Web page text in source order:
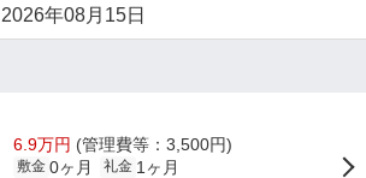
2026年08月15日
6.9万円 (管理費等：3,500円)
敷金 0ヶ月 礼金 1ヶ月